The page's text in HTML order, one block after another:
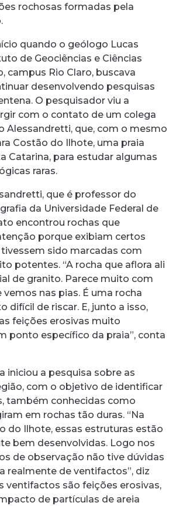
rochosas formadas pela
quando o geólogo Lucas
de Geociências e Ciências
campus Rio Claro, buscava
desenvolvendo pesquisas
O pesquisador viu a
com o contato de um colega
Alessandretti, que, com o mesmo
Costão do Ilhote, uma praia
Catarina, para estudar algumas
raras.
que é professor do
da Universidade Federal de
encontrou rochas que
porque exibiam certos
sido marcadas com
potentes. “A rocha que aflora ali
de granito. Parece muito com
vemos nas pias. É uma rocha
difícil de riscar. E, junto a isso,
feições erosivas muito
ponto específico da praia”, conta
iniciou a pesquisa sobre as
com o objetivo de identificar
também conhecidas como
em rochas tão duras. “Na
do Ilhote, essas estruturas estão
bem desenvolvidas. Logo nos
de observação não tive dúvidas
realmente de ventifactos”, diz
ventifactos são feições erosivas,
de partículas de areia